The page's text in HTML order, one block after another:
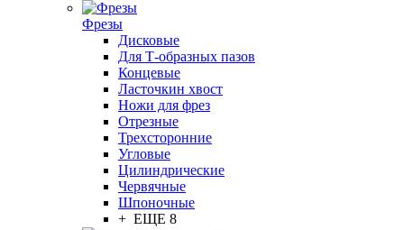
Фрезы
Дисковые
Для Т-образных пазов
Концевые
Ласточкин хвост
Ножи для фрез
Отрезные
Трехсторонние
Угловые
Цилиндрические
Червячные
Шпоночные
+ ЕЩЕ 8